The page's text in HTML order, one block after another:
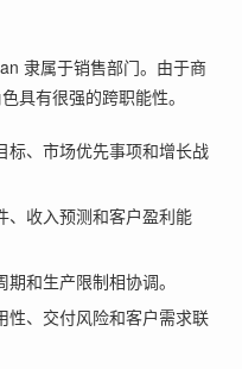
隶属于销售部门。由于商
具有很强的跨职能性。
标、市场优先事项和增长战
、收入预测和客户盈利能
和生产限制相协调。
性、交付风险和客户需求联